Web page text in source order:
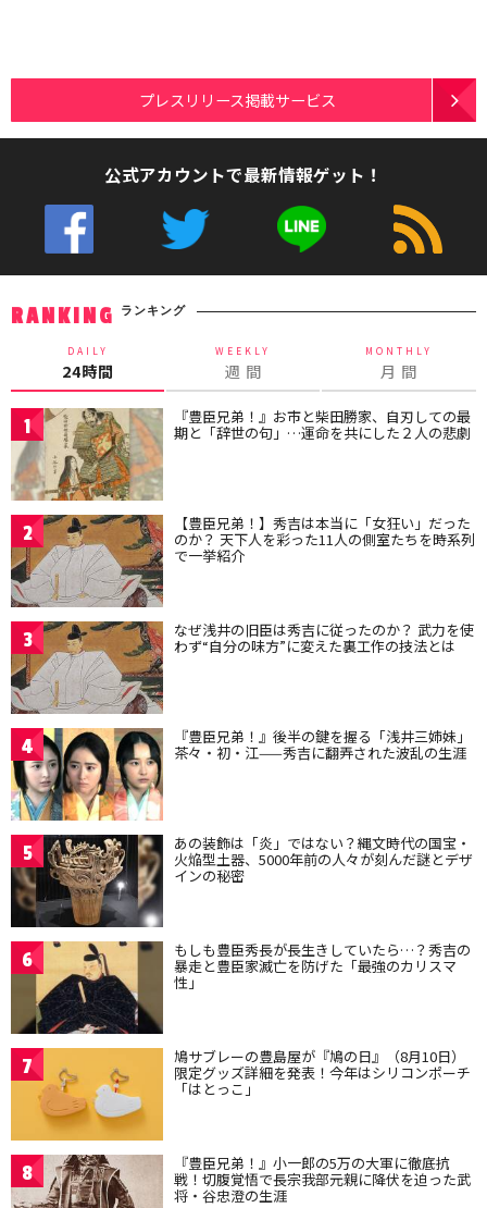
プレスリリース掲載サービス
公式アカウントで最新情報ゲット！
RANKING ランキング
DAILY
24時間
WEEKLY
週 間
MONTHLY
月 間
1 『豊臣兄弟！』お市と柴田勝家、自刃しての最
期と「辞世の句」…運命を共にした２人の悲劇
2 【豊臣兄弟！】秀吉は本当に「女狂い」だった
のか？ 天下人を彩った11人の側室たちを時系列
で一挙紹介
3 なぜ浅井の旧臣は秀吉に従ったのか？ 武力を使
わず“自分の味方”に変えた裏工作の技法とは
4 『豊臣兄弟！』後半の鍵を握る「浅井三姉妹」
茶々・初・江——秀吉に翻弄された波乱の生涯
5 あの装飾は「炎」ではない？縄文時代の国宝・
火焔型土器、5000年前の人々が刻んだ謎とデザ
インの秘密
6 もしも豊臣秀長が長生きしていたら…？秀吉の
暴走と豊臣家滅亡を防げた「最強のカリスマ
性」
7 鳩サブレーの豊島屋が『鳩の日』（8月10日）
限定グッズ詳細を発表！今年はシリコンポーチ
「はとっこ」
8 『豊臣兄弟！』小一郎の5万の大軍に徹底抗
戦！切腹覚悟で長宗我部元親に降伏を迫った武
将・谷忠澄の生涯